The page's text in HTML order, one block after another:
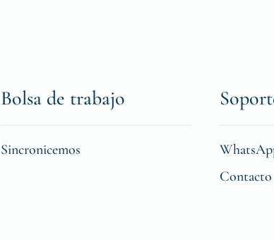
Bolsa de trabajo
Sincronicemos
Contacto